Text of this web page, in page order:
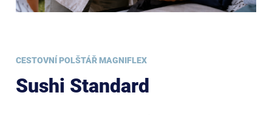
CESTOVNÍ POLŠTÁŘ MAGNIFLEX
Sushi Standard